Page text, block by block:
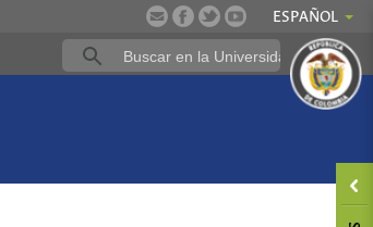
ESPAÑOL